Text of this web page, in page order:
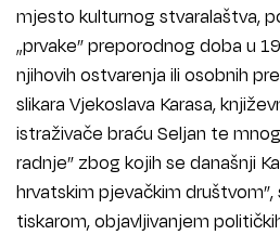
mjesto kulturnog stvaralaštva,
„prvake” preporodnog doba u
njihovih ostvarenja ili osobnih
slikara Vjekoslava Karasa,
istraživače braću Seljan te
radnje” zbog kojih se današnji
hrvatskim pjevačkim
tiskarom, objavljivanjem